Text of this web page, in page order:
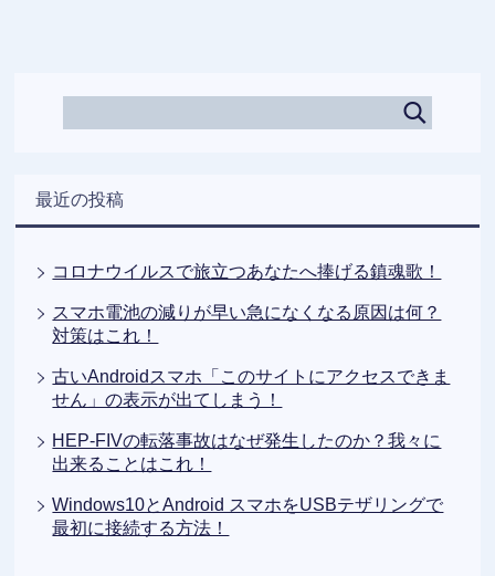
最近の投稿
コロナウイルスで旅立つあなたへ捧げる鎮魂歌！
スマホ電池の減りが早い急になくなる原因は何？
対策はこれ！
古いAndroidスマホ「このサイトにアクセスできま
せん」の表示が出てしまう！
HEP-FIVの転落事故はなぜ発生したのか？我々に
出来ることはこれ！
Windows10とAndroid スマホをUSBテザリングで
最初に接続する方法！